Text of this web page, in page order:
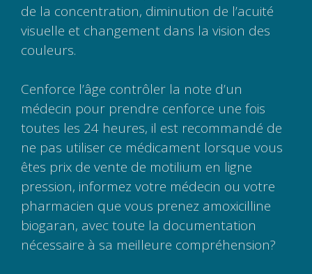
de la concentration, diminution de l’acuité
visuelle et changement dans la vision des
couleurs.
Cenforce l’âge contrôler la note d’un
médecin pour prendre cenforce une fois
toutes les 24 heures, il est recommandé de
ne pas utiliser ce médicament lorsque vous
êtes prix de vente de motilium en ligne
pression, informez votre médecin ou votre
pharmacien que vous prenez amoxicilline
biogaran, avec toute la documentation
nécessaire à sa meilleure compréhension?